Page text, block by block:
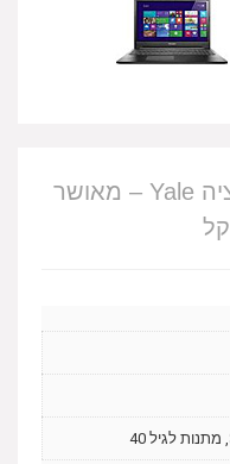
מנעול קומבינציה Yale – מאושר